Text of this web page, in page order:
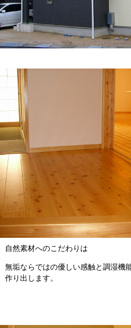
自然素材へのこだわりは
無垢ならではの優しい感触と調湿機
作り出します。